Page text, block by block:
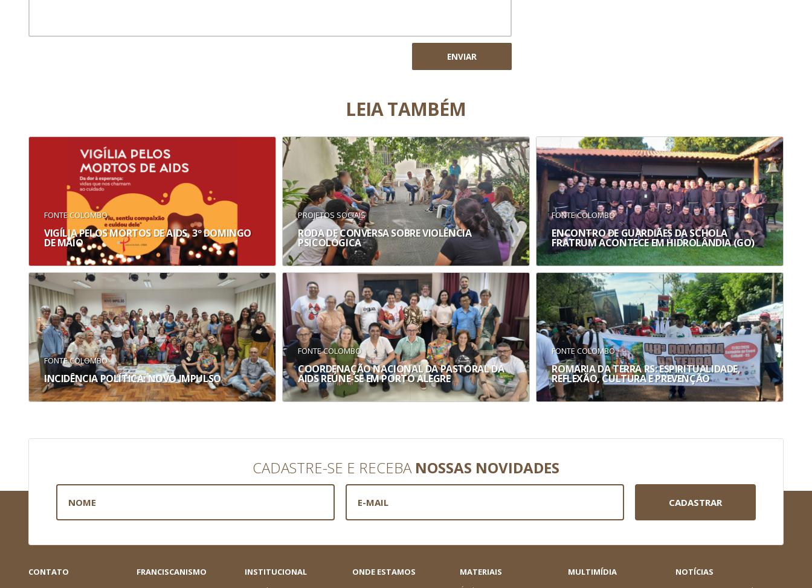
ENVIAR
LEIA TAMBÉM
FONTE COLOMBO
VIGÍLIA PELOS MORTOS DE AIDS, 3º DOMINGO
DE MAIO
PROJETOS SOCIAIS
RODA DE CONVERSA SOBRE VIOLÊNCIA
PSICOLÓGICA
FONTE COLOMBO
ENCONTRO DE GUARDIÃES DA SCHOLA
FRATRUM ACONTECE EM HIDROLÂNDIA (GO)
FONTE COLOMBO
INCIDÊNCIA POLÍTICA: NOVO IMPULSO
FONTE COLOMBO
COORDENAÇÃO NACIONAL DA PASTORAL DA
AIDS REÚNE-SE EM PORTO ALEGRE
FONTE COLOMBO
ROMARIA DA TERRA RS: ESPIRITUALIDADE,
REFLEXÃO, CULTURA E PREVENÇÃO
CADASTRE-SE E RECEBA NOSSAS NOVIDADES
CADASTRAR
CONTATO FRANCISCANISMO
INSTITUCIONAL
ONDE ESTAMOS
MATERIAIS
MULTIMÍDIA
NOTÍCIAS